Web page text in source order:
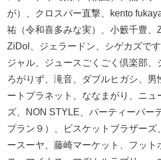
【9月17日（土）「LIVE STAND 22-
※会場ごとに出演者が異なります。
アイロンヘッド、アインシュタイン
（アインシュタイン）、今井らいぱ
おいでやすこが、OCTPATH、オズ
スター、木﨑太郎（祇園）、熊本プ
が）、クロスバー直撃、kento
祐（令和喜多みな実）、小籔千豊、
ZiDol、ジェラードン、シゲカズで